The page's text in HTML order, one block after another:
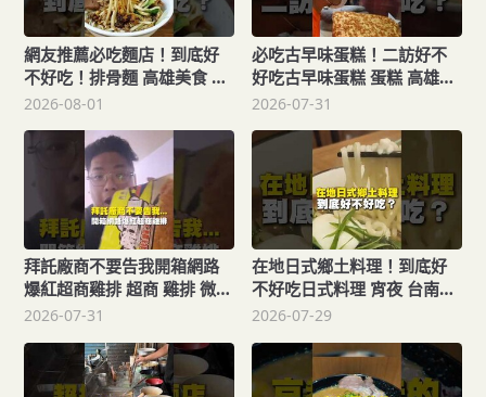
網友推薦必吃麵店！到底好
不好吃！排骨麵 高雄美食 隱
藏美食 麵店 街頭小吃 美食
taiwanfood streetfood
2026-08-01
必吃古早味蛋糕！二訪好不
好吃古早味蛋糕 蛋糕 高雄美
食 市場美食 金獅湖 美食 美
taiwanfood streetfood
2026-07-31
拜託廠商不要告我開箱網路
爆紅超商雞排 超商 雞排 微波
食品 炸雞 台南美食 在地美食
food taiwanfood
streetfood
2026-07-31
在地日式鄉土料理！到底好
不好吃日式料理 宵夜 台南美
食 在地美食 美食 美食推薦
streetfood
2026-07-29